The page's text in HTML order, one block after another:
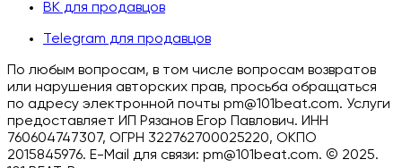
ВК для продавцов
Telegram для продавцов
По любым вопросам, в том числе вопросам возвратов
или нарушения авторских прав, просьба обращаться
по адресу электронной почты pm@101beat.com. Услуги
предоставляет ИП Рязанов Егор Павлович. ИНН
760604747307, ОГРН 322762700025220, ОКПО
2015845976. E-Mail для связи: pm@101beat.com. © 2025.